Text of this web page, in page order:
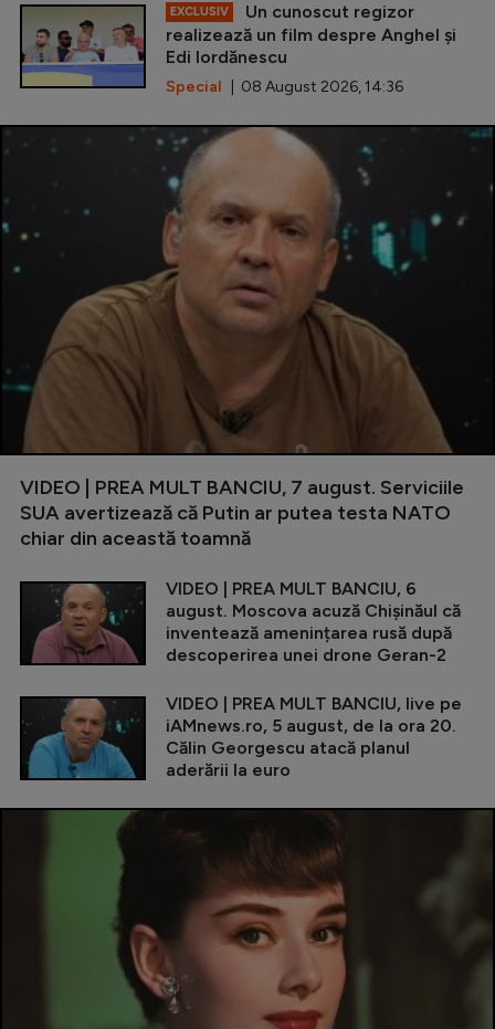
EXCLUSIV
Un cunoscut regizor
realizează un film despre Anghel și
Edi Iordănescu
Special | 08 August 2026, 14:36
VIDEO | PREA MULT BANCIU, 7 august. Serviciile
SUA avertizează că Putin ar putea testa NATO
chiar din această toamnă
VIDEO | PREA MULT BANCIU, 6
august. Moscova acuză Chișinăul că
inventează amenințarea rusă după
descoperirea unei drone Geran-2
VIDEO | PREA MULT BANCIU, live pe
iAMnews.ro, 5 august, de la ora 20.
Călin Georgescu atacă planul
aderării la euro